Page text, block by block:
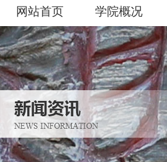
网站首页 学院概况